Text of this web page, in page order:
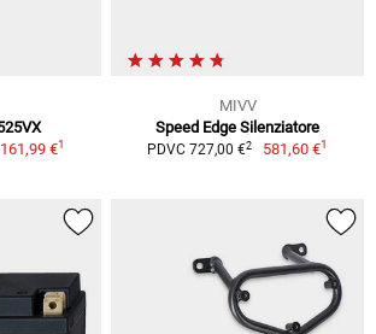
161,99 €1
MIVV
Speed Edge Silenziatore
PDVC 727,00 €2 581,60 €1